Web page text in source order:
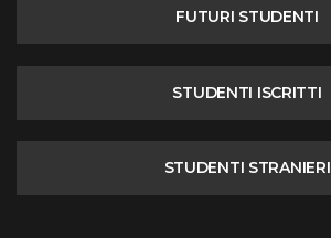
FUTURI STUDENTI
STUDENTI ISCRITTI
STUDENTI STRANIERI